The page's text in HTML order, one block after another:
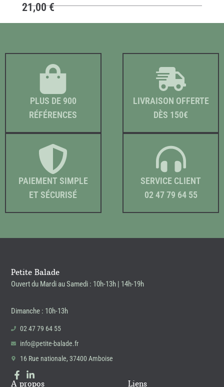
21,00€
PLUS DE 900
RÉFÉRENCES
LIVRAISON OFFERTE
DÈS 150€
PAIEMENT SIMPLE
ET SÉCURISÉ
SERVICE CLIENT
02 47 79 64 55
Petite Balade
Ouvert du Mardi au Samedi : 10h-13h | 14h-19h
Dimanche : 10h-13h
02 47 79 64 55
info@petite-balade.fr
16 Rue nationale, 37400 Amboise
A propos Liens